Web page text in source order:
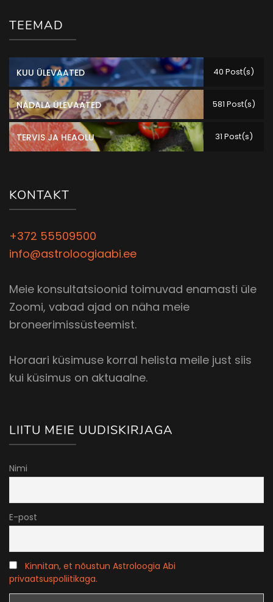
TEEMAD
KUU ÜLEVAATED 40 Post(s)
NÄDALA ÜLEVAATED 581 Post(s)
TERVIS JA HEAOLU 31 Post(s)
KONTAKT
+372 55509500
info@astroloogiaabi.ee
Meie konsultatsioonid toimuvad enamasti üle
Zoomi, vabad ajad on näha meie
broneerimissüsteemist.
Horaari küsimuse korral helista meile just siis
kui küsimus on aktuaalne.
LIITU MEIE UUDISKIRJAGA
Nimi
E-post
Kinnitan, et nõustun Astroloogia Abi
privaatsuspoliitikaga.